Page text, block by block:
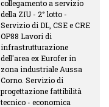
collegamento a servizio
della ZIU - 2° lotto -
Servizio di DL, CSE e CRE
OP88 Lavori di
infrastrutturazione
dell'area ex Eurofer in
zona industriale Aussa
Corno. Servizio di
progettazione fattibilità
tecnico - economica